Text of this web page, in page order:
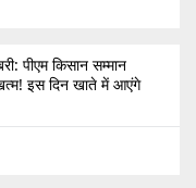
पीएम किसान सम्मान
इस दिन खाते में आएंगे